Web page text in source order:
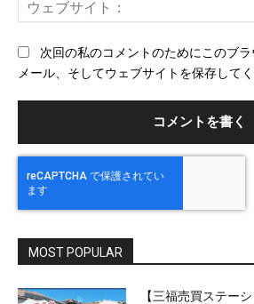
次回の私のコメントのためにこのブ
メール、そしてウェブサイトを保存してく
MOST POPULAR
【三福売買ステー